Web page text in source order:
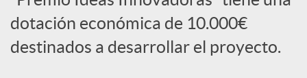
n
t
dotación económica de 10.000€
destinados a desarrollar el proyecto.